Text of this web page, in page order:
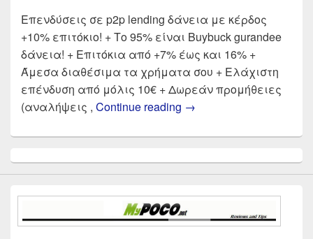
Επενδύσεις σε p2p lending δάνεια με κέρδος
+10% επιτόκιο! + Το 95% είναι Buybuck gurandee
δάνεια! + Επιτόκια από +7% έως και 16% +
Άμεσα διαθέσιμα τα χρήματα σου + Ελάχιστη
επένδυση από μόλις 10€ + Δωρεάν προμήθειες
(αναλήψεις , Continue reading Mintos Review
→
Sidebar
Widget